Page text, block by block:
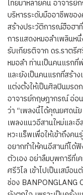
ไทยมาหลายคน อาจาร
บริหารระดับมืออาชีพขอ
สร้างประวัติการณ์ฮือฮา
การแสดงหมอลำเพลินห
รับเกียรติจาก ดร.ราตรี
หมอลำ ท่านเป็นคนแรก
และยังเป็นคนแรกที่สร้า
แต่งตั้งให้เป็นศิลปินมรด
อาจารย์กฤษฎากรณ์ อ่อ
ว่า “เพลงนี้ได้คุณยศดนัย
เพลงแนวอีสานใหม่และ
หวะแร็พเพื่อให้เข้าถึงค
อยากทำให้คนอีสานที่ได้
ตัวเอง อย่าลืมบุพการีที่เ
ศรีวิไล เข้าไปเป็นเสมือ
ช่อง